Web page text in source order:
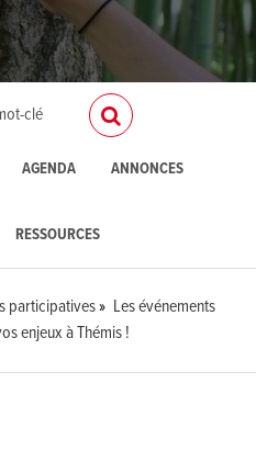
AGENDA ANNONCES
RESSOURCES
participatives
Les événements
enjeux à Thémis !